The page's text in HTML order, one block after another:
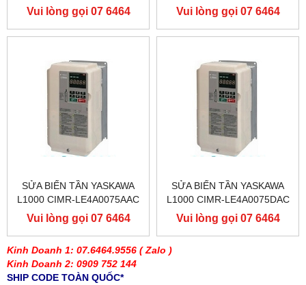
Kinh Doanh 1: 07.6464.9556 ( Zalo )
Kinh Doanh 2: 0909 752 144
SHIP CODE TOÀN QUỐC*
400V 45KW, BIẾN TẦN
YASKAWA L1000
Vui lòng gọi 07 6464
9556
400V 45KW, BIẾN TẦN
YASKAWA L1000
Vui lòng gọi 07 6464
9556
SỬA BIẾN TẦN YASKAWA
L1000 CIMR-LE4A0075AAC
400V 37KW, BIẾN TẦN
YASKAWA L1000
Vui lòng gọi 07 6464
9556
SỬA BIẾN TẦN YASKAWA
L1000 CIMR-LE4A0075DAC
400V 37KW, BIẾN TẦN
YASKAWA L1000
Vui lòng gọi 07 6464
9556